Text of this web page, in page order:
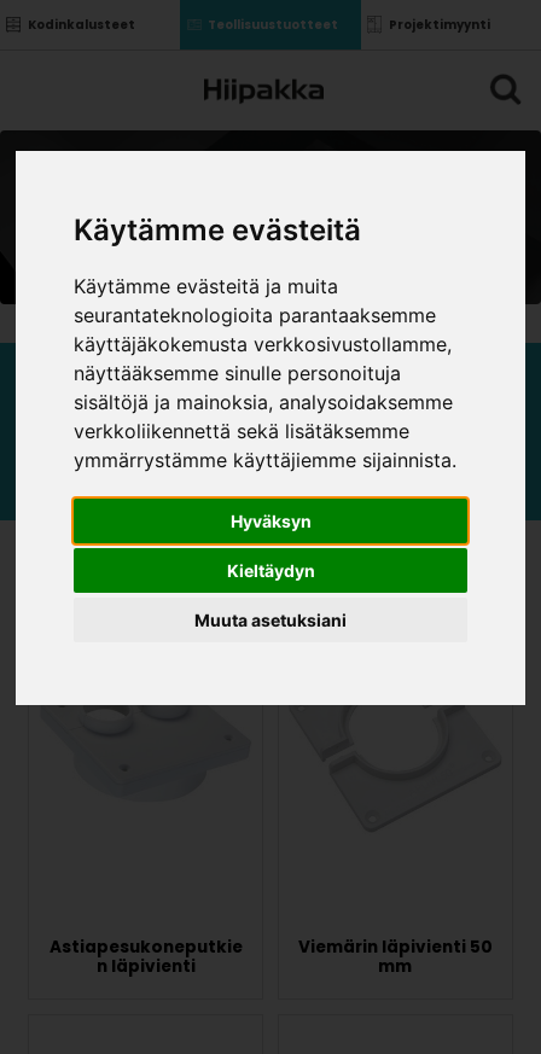
Käytämme evästeitä
Käytämme evästeitä ja muita
seurantateknologioita parantaaksemme
käyttäjäkokemusta verkkosivustollamme,
näyttääksemme sinulle personoituja
sisältöjä ja mainoksia, analysoidaksemme
verkkoliikennettä sekä lisätäksemme
ymmärrystämme käyttäjiemme sijainnista.
Hyväksyn
Kieltäydyn
Muuta asetuksiani
Kodinkalusteet Teollisuustuotteet Projektimyynti
LISÄTARVIKKEET
Astiapesukoneputkie
n läpivienti
Viemärin läpivienti 50
mm